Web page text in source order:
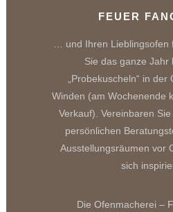
FEUER
… und Ihren Lieblingsofen
Sie das ganze Jahr
„Probekuscheln“ in
Winden (am Wochenende
Verkauf). Vereinbaren
persönlichen
Ausstellungsräumen vor
sich
Die Ofenmacherei –